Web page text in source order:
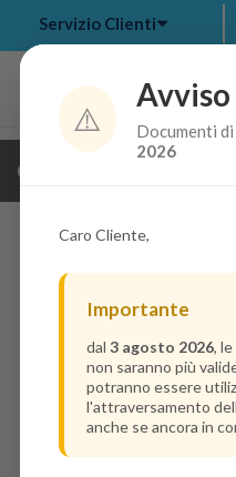
my bookings
Servizio Clienti
Guarda i dettagli
⚠️ Documenti
2026
Caro Cliente,
Importante
dal 3 agosto 2026,
non saranno più
potranno essere
l'attraversamento
anche se ancora in